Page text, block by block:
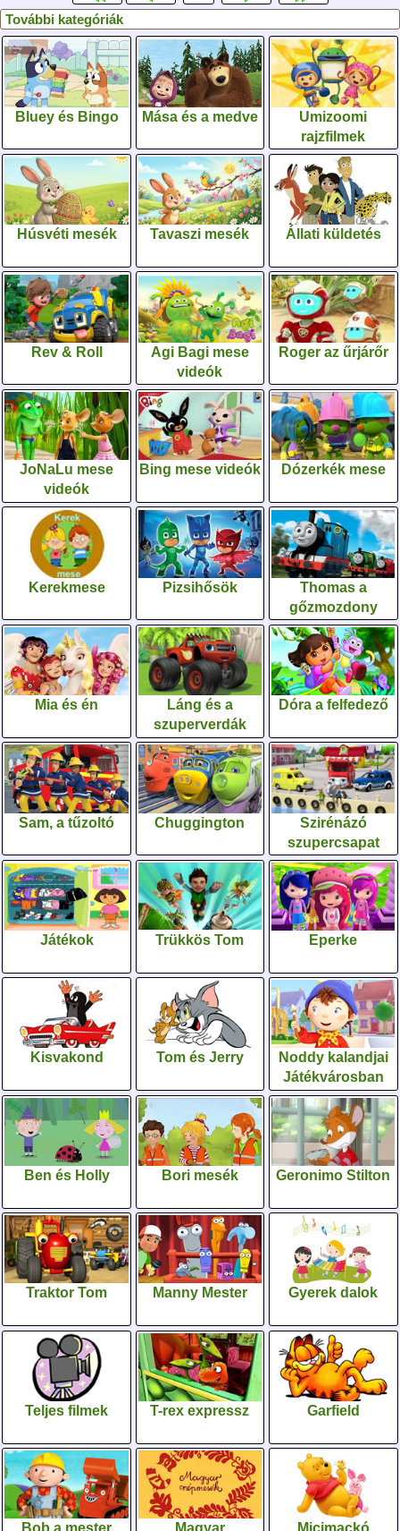
További kategóriák
Bluey és Bingo Mása és a medve
Umizoomi
rajzfilmek
Húsvéti mesék Tavaszi mesék Állati küldetés
Rev & Roll
Agi Bagi mese
videók
Roger az űrjárőr
JoNaLu mese
videók
Bing mese videók Dózerkék mese
Kerekmese Pizsihősök
Thomas a
gőzmozdony
Mia és én
Láng és a
szuperverdák
Dóra a felfedező
Sam, a tűzoltó Chuggington
Szirénázó
szupercsapat
Játékok Trükkös Tom Eperke
Kisvakond Tom és Jerry
Noddy kalandjai
Játékvárosban
Ben és Holly Bori mesék Geronimo Stilton
Traktor Tom Manny Mester Gyerek dalok
Teljes filmek T-rex expressz Garfield